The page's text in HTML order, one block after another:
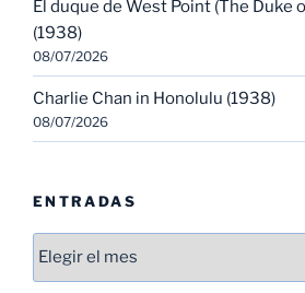
El duque de West Point (The Duke
(1938)
08/07/2026
Charlie Chan in Honolulu (1938)
08/07/2026
ENTRADAS
Entradas